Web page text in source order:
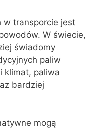
w transporcie jest
W świecie,
świadomy
paliw
klimat, paliwa
bardziej
mogą